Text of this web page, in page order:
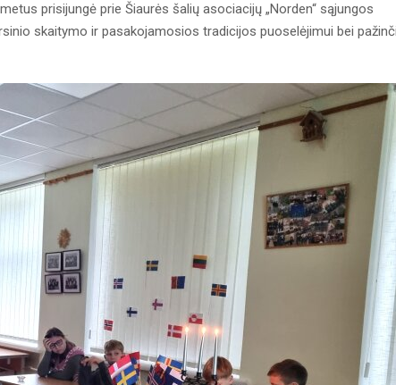
prisijungė prie Šiaurės šalių asociacijų „Norden“ sąjungos
skaitymo ir pasakojamosios tradicijos puoselėjimui bei